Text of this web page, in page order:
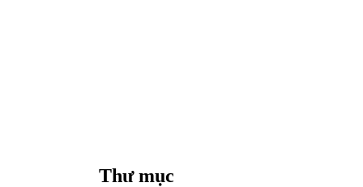
Thư mục